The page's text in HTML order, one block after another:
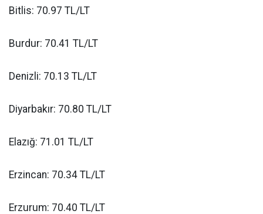
Bitlis: 70.97 TL/LT
Burdur: 70.41 TL/LT
Denizli: 70.13 TL/LT
Diyarbakır: 70.80 TL/LT
Elazığ: 71.01 TL/LT
Erzincan: 70.34 TL/LT
Erzurum: 70.40 TL/LT